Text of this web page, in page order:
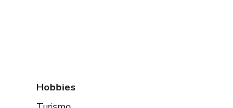
Hobbies